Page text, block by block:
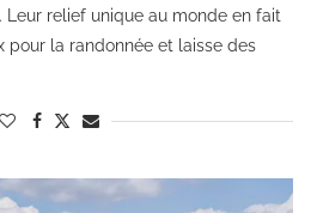
Leur relief unique au monde en fait
pour la randonnée et laisse des